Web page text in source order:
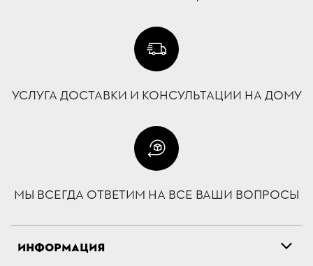
УСЛУГА ДОСТАВКИ И КОНСУЛЬТАЦИИ НА ДОМУ
МЫ ВСЕГДА ОТВЕТИМ НА ВСЕ ВАШИ ВОПРОСЫ
ИНФОРМАЦИЯ